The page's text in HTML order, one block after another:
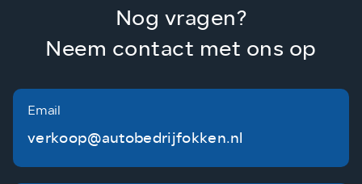
Nog vragen?
Neem contact met ons op
Email
verkoop@autobedrijfokken.nl